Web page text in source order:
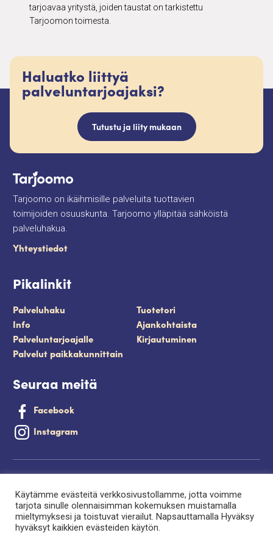
tarjoavaa yritystä, joiden taustat on tarkistettu
Tarjoomon toimesta.
Haluatko liittyä
palveluntarjoajaksi?
Tutustu ja liity mukaan
Tarjoomo on ikäihmisille palveluita tuottavien
toimijoiden osuuskunta. Tarjoomo ylläpitää sähköistä
palveluhakua.
Yhteystiedot
Pikalinkit
Palveluhaku
Tuotetori
Info
Ajankohtaista
Palveluntarjoajalle
Kirjautuminen
Palvelut paikkakunnittain
Seuraa meitä
Facebook
Instagram
Saavutettavuusseloste
Evästeet
Käytämme evästeitä verkkosivustollamme, jotta voimme
tarjota sinulle olennaisimman kokemuksen muistamalla
mieltymyksesi ja toistuvat vierailut. Napsauttamalla Hyväksy
hyväksyt kaikkien evästeiden käytön.